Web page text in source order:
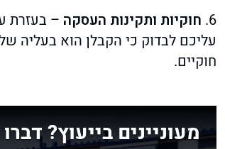
6. חוקיות ותקינות העסקה – בעזרת
עליכם לבדוק כי הקבלן הוא בעליה
חוקיים.
מעוניינים בייעוץ?